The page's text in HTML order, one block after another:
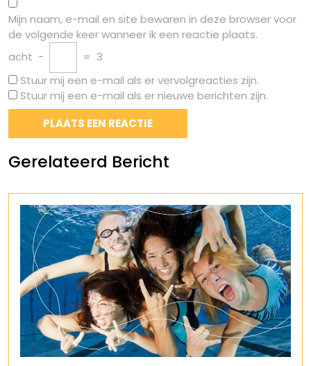
Mijn naam, e-mail en site bewaren in deze browser voor
de volgende keer wanneer ik een reactie plaats.
acht − = 3
Stuur mij een e-mail als er vervolgreacties zijn.
Stuur mij een e-mail als er nieuwe berichten zijn.
Gerelateerd Bericht